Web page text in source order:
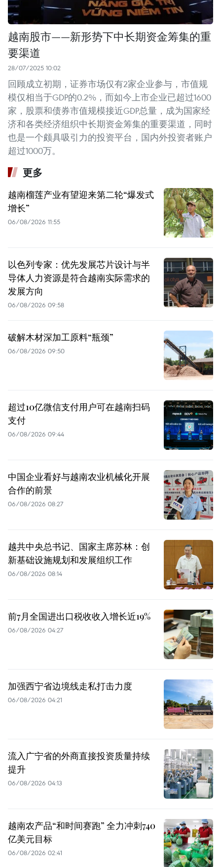
越南股市——新形势下中长期资金筹集的重
要渠道
28/07/2025 10:02
回顾成立初期，证券市场仅有2家企业参与，市值规
模仅相当于GDP的0.2%，而如今上市企业已超过1600
家，股票和债券市值规模接近GDP总量，成为国家经
济和各类经济组织中长期资金筹集的重要渠道，同时
也是一个颇具吸引力的投资平台，国内外投资者账户
超过1000万。
更多
越南榴莲产业有望迎来第二轮“爆发式
增长”
06/08/2026 11:55
以色列专家：优先发展芯片设计与半
导体人力资源是符合越南实际需求的
发展方向
06/08/2026 09:58
破解木材深加工原料“瓶颈”
06/08/2026 09:50
超过10亿微信支付用户可在越南扫码
支付
06/08/2026 09:44
中国企业看好与越南农业机械化开展
合作的前景
06/08/2026 08:27
越共中央总书记、国家主席苏林：创
新基础设施规划和发展组织工作
06/08/2026 08:14
前7月全国进出口税收收入增长近19%
06/08/2026 04:27
加强西宁省边境线走私打击力度
06/08/2026 04:21
流入广宁省的外商直接投资质量持续
提升
06/08/2026 04:13
越南农产品“和时间赛跑” 全力冲刺740
亿美元目标
06/08/2026 02:41